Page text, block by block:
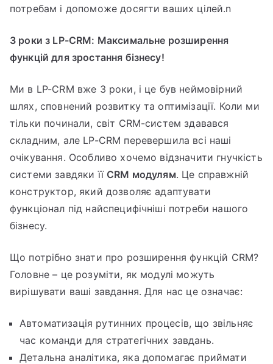
потребам і допоможе досягти ваших цілей.n
3 роки з LP-CRM: Максимальне розширення
функцій для зростання бізнесу!
Ми в LP-CRM вже 3 роки, і це був неймовірний
шлях, сповнений розвитку та оптимізації. Коли ми
тільки починали, світ CRM-систем здавався
складним, але LP-CRM перевершила всі наші
очікування. Особливо хочемо відзначити гнучкість
системи завдяки її CRM модулям. Це справжній
конструктор, який дозволяє адаптувати
функціонал під найспецифічніші потреби нашого
бізнесу.
Що потрібно знати про розширення функцій CRM?
Головне – це розуміти, як модулі можуть
вирішувати ваші завдання. Для нас це означає:
Автоматизація рутинних процесів, що звільняє
час команди для стратегічних завдань.
Детальна аналітика, яка допомагає приймати